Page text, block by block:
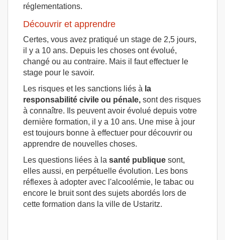
réglementations.
Découvrir et apprendre
Certes, vous avez pratiqué un stage de 2,5 jours,
il y a 10 ans. Depuis les choses ont évolué,
changé ou au contraire. Mais il faut effectuer le
stage pour le savoir.
Les risques et les sanctions liés à la
responsabilité civile ou pénale, sont des risques
à connaître. Ils peuvent avoir évolué depuis votre
dernière formation, il y a 10 ans. Une mise à jour
est toujours bonne à effectuer pour découvrir ou
apprendre de nouvelles choses.
Les questions liées à la santé publique sont,
elles aussi, en perpétuelle évolution. Les bons
réflexes à adopter avec l'alcoolémie, le tabac ou
encore le bruit sont des sujets abordés lors de
cette formation dans la ville de Ustaritz.